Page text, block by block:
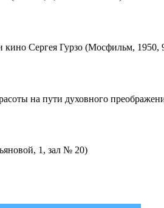
кино Сергея Гурзо (Мосфильм,
на пути духовного
1, зал № 20)